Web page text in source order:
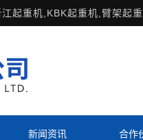
江起重机 ,KBK起重机,臂架起
新闻资讯 合作